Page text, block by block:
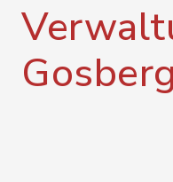
Gosberg